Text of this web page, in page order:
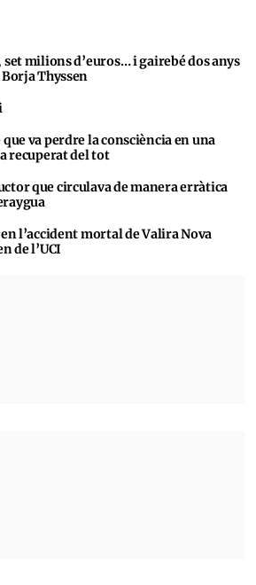
set milions d’euros… i gairebé dos anys
Borja Thyssen
va perdre la consciència en una
recuperat del tot
que circulava de manera erràtica
l’accident mortal de Valira Nova
de l’UCI